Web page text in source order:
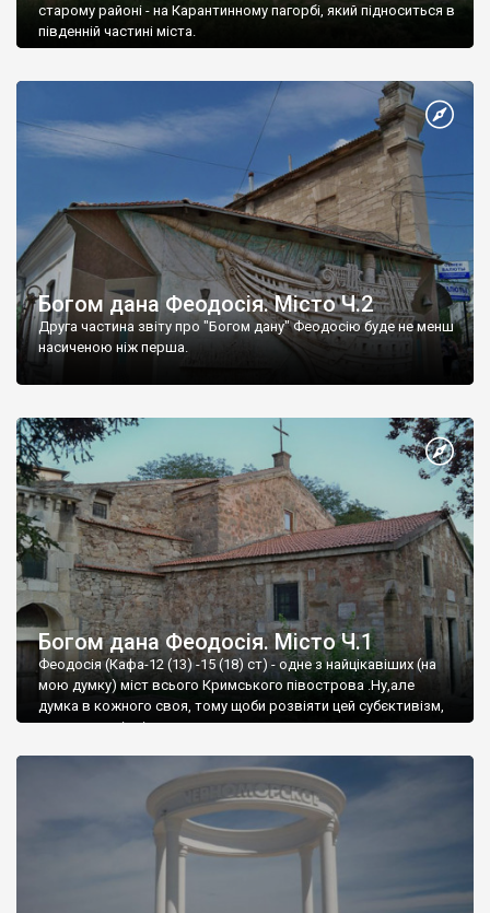
старому районі - на Карантинному пагорбі, який підноситься в
південній частині міста.
Богом дана Феодосія. Місто Ч.2
Друга частина звіту про "Богом дану" Феодосію буде не менш
насиченою ніж перша.
Богом дана Феодосія. Місто Ч.1
Феодосія (Кафа-12 (13) -15 (18) ст) - одне з найцікавіших (на
мою думку) міст всього Кримського півострова .Ну,але
думка в кожного своя, тому щоби розвіяти цей субєктивізм,
запрошую відвідати це